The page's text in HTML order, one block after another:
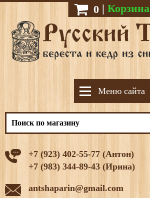
0 | Корзина
Меню сайта
+7 (923) 402-55-77 (Антон)
+7 (983) 344-89-43 (Ирина)
antshaparin@gmail.com